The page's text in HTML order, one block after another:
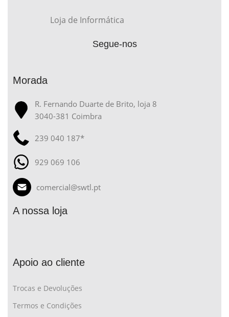
Loja de Informática
Segue-nos
Morada
R. Fernando Duarte de Brito, loja 8
3040-381 Coimbra
239 040 187*
929 069 106
comercial@swtl.pt
A nossa loja
Apoio ao cliente
Trocas e Devoluções
Termos e Condições